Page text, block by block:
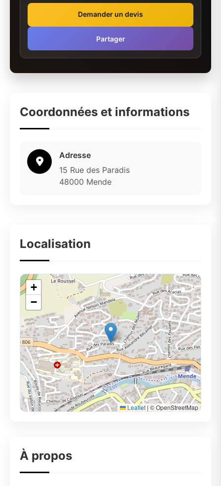
Demander un devis
Partager
Coordonnées et informations
Adresse
15 Rue des Paradis
48000 Mende
Localisation
+
−
Leaflet | © OpenStreetMap
À propos